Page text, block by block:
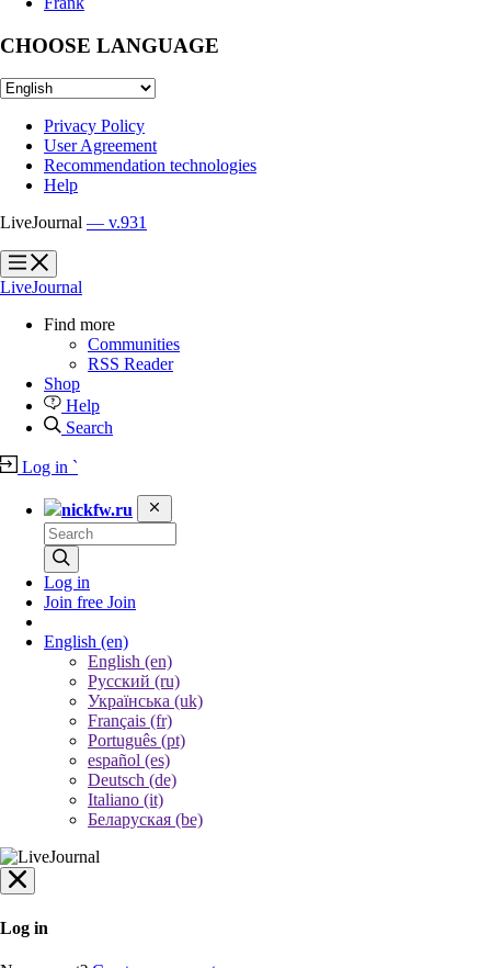
CHOOSE LANGUAGE
Privacy Policy
User Agreement
Recommendation technologies
Help
LiveJournal — v.931
?
?
LiveJournal
Find more
Communities
RSS Reader
Shop
Help
Search
Log in `
nickfw.ru
Log in
Join free Join
English (en)
English (en)
Русский (ru)
Українська (uk)
Français (fr)
Português (pt)
español (es)
Deutsch (de)
Italiano (it)
Беларуская (be)
Log in